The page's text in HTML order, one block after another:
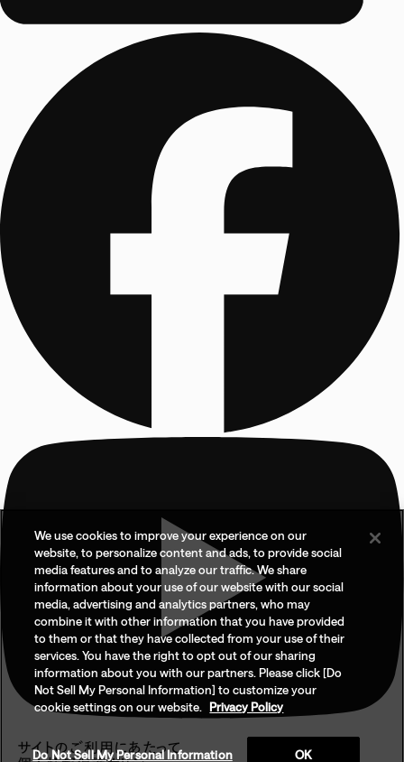
サイトのご利用にあたって
We use cookies to improve your experience on our
website, to personalize content and ads, to provide social
media features and to analyze our traffic. We share
information about your use of our website with our social
media, advertising and analytics partners, who may
combine it with other information that you have provided
to them or that they have collected from your use of their
services. You have the right to opt out of our sharing
information about you with our partners. Please click [Do
Not Sell My Personal Information] to customize your
cookie settings on our website.
Privacy Policy
Do Not Sell My Personal Information OK